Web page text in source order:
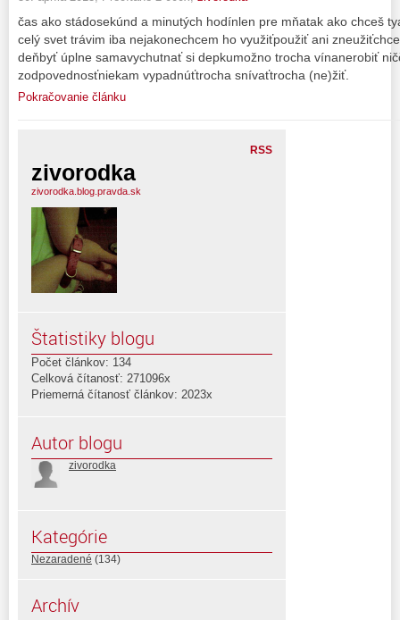
čas ako stádosekúnd a minutých hodínlen pre mňatak ako chceš
celý svet trávim iba nejakonechcem ho využiťpoužiť ani
deňbyť úplne samavychutnať si depkumožno trocha vínanerobiť
zodpovednosťniekam vypadnúťtrocha snívaťtrocha (ne)žiť.
Pokračovanie článku
RSS
zivorodka
zivorodka.blog.pravda.sk
Štatistiky blogu
Počet článkov: 134
Celková čítanosť: 271096x
Priemerná čítanosť článkov: 2023x
Autor blogu
zivorodka
Kategórie
Nezaradené (134)
Archív